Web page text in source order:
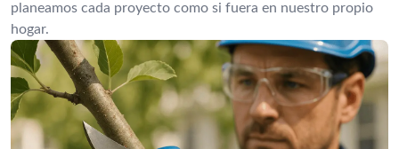
planeamos cada proyecto como si fuera en nuestro propio
hogar.